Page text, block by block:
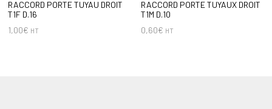
RACCORD PORTE TUYAU DROIT
T1F D.16
1,00€ HT
RACCORD PORTE TUYAUX DROIT
T1M D.10
0,60€ HT